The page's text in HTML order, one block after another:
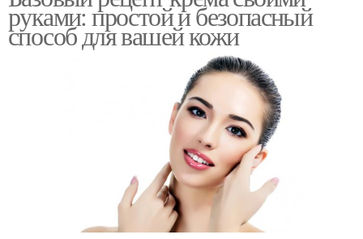
руками: простой и безопасный
способ для вашей кожи